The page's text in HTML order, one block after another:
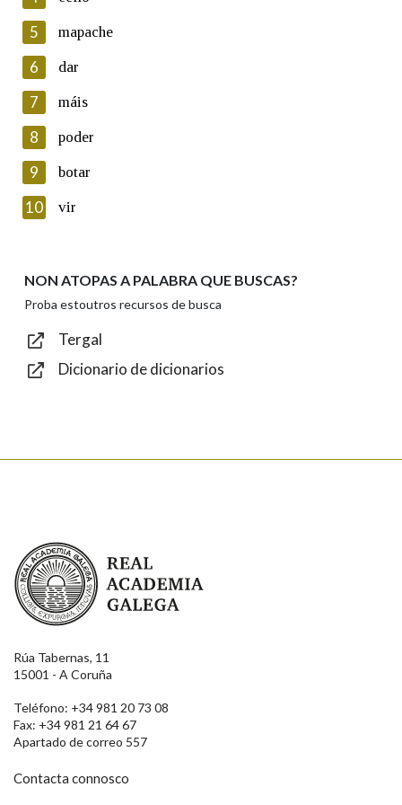
Lin e acepto as condicións da política de
Introduce o código que aparece na imaxe:
Texto de verificación
Enviar
5 mapache
6 dar
7 máis
8 poder
9 botar
10 vir
NON ATOPAS A PALABRA QUE BUSCAS?
Proba estoutros recursos de busca
Tergal
Dicionario de dicionarios
Real Academia Galega
Rúa Tabernas, 11
15001 - A Coruña
Teléfono: +34 981 20 73 08
Fax: +34 981 21 64 67
Apartado de correo 557
Contacta connosco